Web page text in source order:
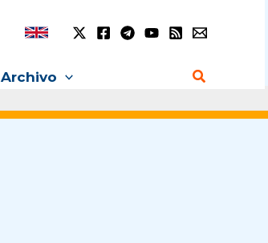
Archivo Buscar